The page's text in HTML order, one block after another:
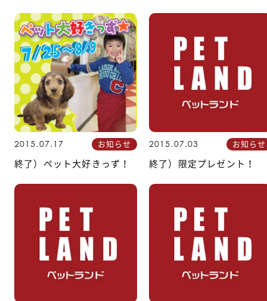
お知らせ
2015.07.17
終了）ペット大好きっず！
お知らせ
2015.07.03
終了）限定プレゼント！